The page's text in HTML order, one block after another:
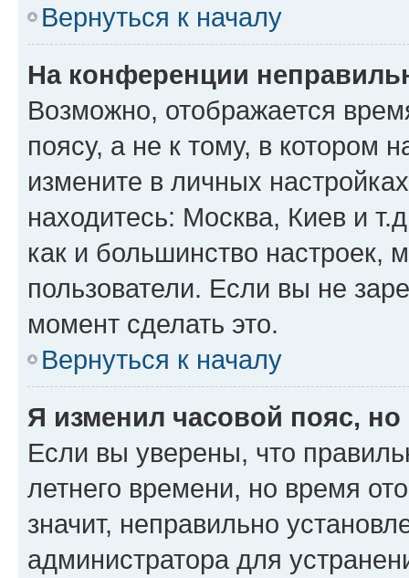
Вернуться к началу
На конференции
Возможно, отображается
поясу, а не к тому, в котором
измените в личных
находитесь: Москва, Киев и
как и большинство настроек,
пользователи. Если вы не
момент сделать это.
Вернуться к началу
Я изменил часовой пояс,
Если вы уверены, что
летнего времени, но время
значит, неправильно
администратора для